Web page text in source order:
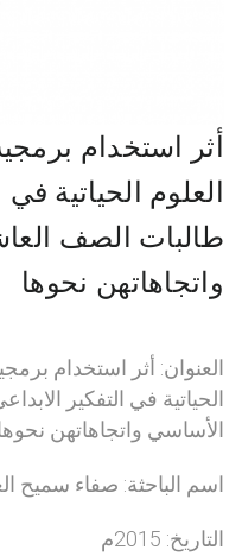
أثر استخدام
العلوم الحياتية
طالبات الصف
واتجاهاتهن نحوها
العنوان: أثر استخدام
الحياتية في التفكير
الأساسي واتجاهاتهن
اسم الباحثة: صفاء سميح
التاريخ: 2015م